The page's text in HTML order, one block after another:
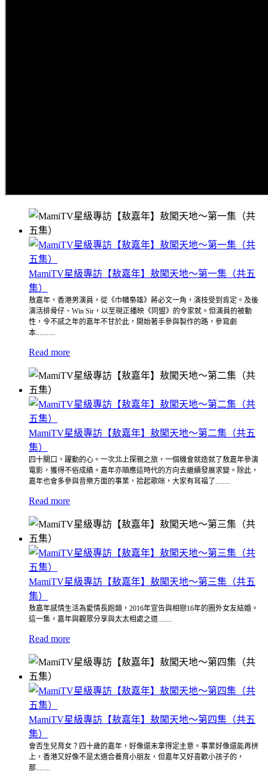
MamiTV星級專訪【敖嘉年】敖闖天地～第一集（共五
集）
敖嘉年，香港男演員，從《巾幗梟雄》蔣必文一角，演技受到肯定。及後
演活排骨仔、Win Sir，以至現正播映《同盟》的令家就。但演員的被動
性，令不感之年的嘉年不甘於此，開始著手參與製作的路，參寫劇
本...........
Read more
MamiTV星級專訪【敖嘉年】敖闖天地～第二集（共五
集）
四十關口，躍動的心。一次北上探親之旅，一個機會就造就了敖嘉年參演
電影，獲得不俗成績。嘉年亦順應這時代的方向去繼續發展求變。除此，
嘉年也會多參與音樂方面的事業，拾起歌咪，大家有耳福了........
Read more
MamiTV星級專訪【敖嘉年】敖闖天地～第三集（共五
集）
敖嘉年感情生活為愛情長跑類，2016年宣告與相戀16年的圈外女友結婚。
這一集，嘉年與觀眾分享與太太相處之道........
Read more
MamiTV星級專訪【敖嘉年】敖闖天地～第四集（共五
集）
會否生兒育女？四十歲的嘉年，好像還未拿得定主意。事業好像還能再拼
上，香港又好像不是太適合養育小朋友，但嘉年又好喜歡小孩子的，
那........